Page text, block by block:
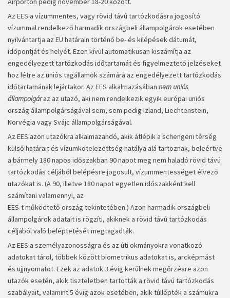
Az EES a vízummentes, vagy rövid távú tartózkodásra jogosító
vízummal rendelkező harmadik országbeli állampolgárok esetében
nyilvántartja az EU határain történő be- és kilépések dátumát,
időpontját és helyét. Ezen kívül automatikusan kiszámítja az
engedélyezett tartózkodás időtartamát és figyelmeztető jelzéseket
hoz létre az uniós tagállamok számára az engedélyezett tartózkodás
időtartamának lejártakor. Az EES alkalmazásában nem uniós
állampolgáraz az utazó, aki nem rendelkezik egyik európai uniós
ország állampolgárságával sem, sem pedig Izland, Liechtenstein,
Norvégia vagy Svájc állampolgárságával.
Az EES azon utazókra alkalmazandó, akik átlépik a schengeni térség
külső határait és vízumkötelezettség hatálya alá tartoznak, beleértve
a bármely 180 napos időszakban 90 napot meg nem haladó rövid távú
tartózkodás céljából belépésre jogosult, vízummentességet élvező
utazókat is. (A 90, illetve 180 napot egyetlen időszakként kell
számítani valamennyi, az
EES-t működtető ország tekintetében.) Azon harmadik országbeli
állampolgárok adatait is rögzíti, akiknek a rövid távú tartózkodás
céljából való beléptetését megtagadták.
Az EES a személyazonosságra és az úti okmányokra vonatkozó
adatokat tárol, többek között biometrikus adatokat is, arcképmást
és ujjnyomatot. Ezek az adatok 3 évig kerülnek megőrzésre azon
utazók esetén, akik tiszteletben tartották a rövid távú tartózkodás
szabályait, valamint 5 évig azok esetében, akik túllépték a számukra